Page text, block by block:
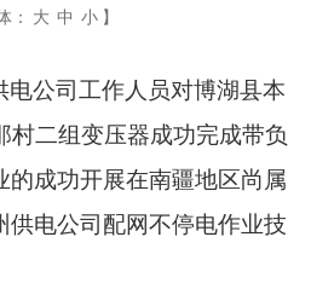
： 大 中 小 】
电公司工作人员对博湖县本
村二组变压器成功完成带负
的成功开展在南疆地区尚属
供电公司配网不停电作业技